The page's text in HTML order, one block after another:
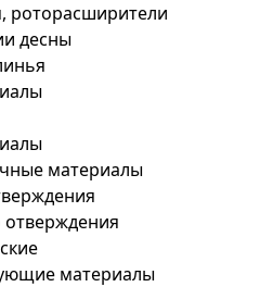
роторасширители
десны
материалы
материалы